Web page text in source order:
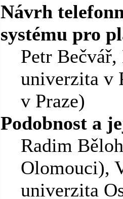
Návrh
systému pro
Petr
univerzita v
v Praze)
Podobnost a
Radim
Olomouci),
univerzita